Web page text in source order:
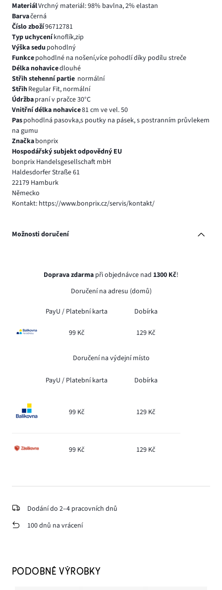
MateriálVrchný materiál: 98% bavlna, 2% elastan
Barvačerná
Číslo zboží96712781
Typ uchyceníknoflík,zip
Výška sedu pohodlný
Funkcepohodlné na nošení,více pohodlí díky podílu streče
Délka nohavicedlouhé
Střih stehenní partie normální
StřihRegular Fit, normální
Údržbapraní v pračce 30°C
Vnitřní délka nohavice81 cm ve vel. 50
Paspohodlná pasovka,s poutky na pásek, s postranním průvlekem
na gumu
Značkabonprix
Hospodářský subjekt odpovědný EU
bonprix Handelsgesellschaft mbH
Haldesdorfer Straße 61
22179 Hamburk
Německo
Kontakt: https://www.bonprix.cz/servis/kontakt/
Možnosti doručení
Doprava zdarma při objednávce nad 1300 Kč!
Doručení na adresu (domů)
PayU / Platební karta Dobírka
99 Kč 129 Kč
Doručení na výdejní místo
PayU / Platební karta Dobírka
99 Kč 129 Kč
99 Kč 129 Kč
Dodání do 2–4 pracovních dnů
100 dnů na vrácení
PODOBNÉ VÝROBKY